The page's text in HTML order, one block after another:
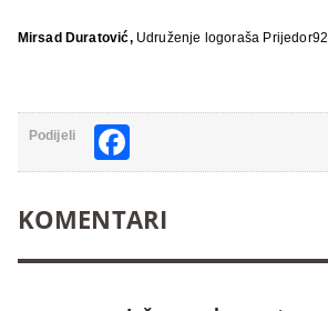
Mirsad Duratović,Udruženje logoraša Prijedor92
Podijeli
KOMENTARI